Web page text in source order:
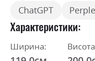
ChatGPT
Характеристики
Ширина: